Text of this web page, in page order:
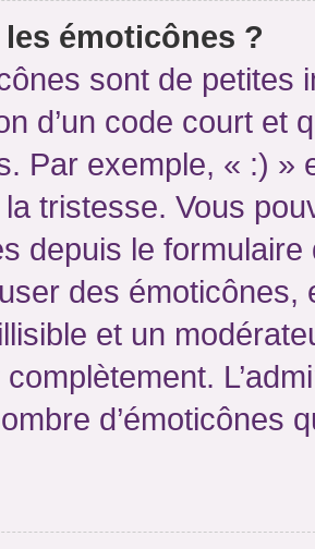
émoticônes ?
sont de petites
d’un code court et
Par exemple, « :) »
tristesse. Vous
depuis le
des
et un
d’émoticônes